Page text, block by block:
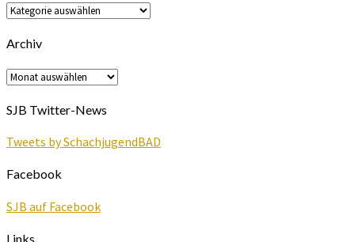
News
Archiv
Archiv
SJB Twitter-News
Tweets by SchachjugendBAD
Facebook
SJB auf Facebook
Links